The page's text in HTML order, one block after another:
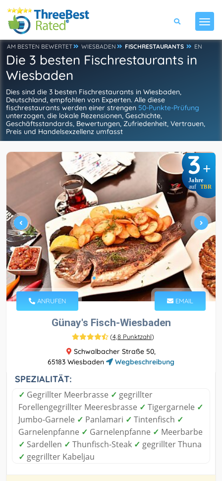
AM BESTEN BEWERTET WIESBADEN FISCHRESTAURANTS EN
Die 3 besten Fischrestaurants in
Wiesbaden
Dies sind die 3 besten Fischrestaurants in Wiesbaden,
Deutschland, empfohlen von Experten. Alle diese
fischrestaurants werden einer strengen 50-Punkte-Prüfung
unterzogen, die lokale Rezensionen, Geschichte,
Geschäftsstandards, Bewertungen, Zufriedenheit, Vertrauen,
Preis und Handelsexzellenz umfasst
3+
Jahre
auf TBR
ANRUFEN EMAIL
Günay's Fisch-Wiesbaden
(4,8 Punktzahl)
Schwalbacher Straße 50,
65183 Wiesbaden
Wegbeschreibung
SPEZIALITÄT:
✓ Gegrillter Meerbrasse ✓ gegrillter
Forellengegrillter Meeresbrasse ✓ Tigergarnele ✓
Jumbo-Garnele ✓ Panlamari ✓ Tintenfisch ✓
Garnelenpfanne ✓ Garnelenpfanne ✓ Meerbarbe
✓ Sardellen ✓ Thunfisch-Steak ✓ gegrillter Thuna
✓ gegrillter Kabeljau